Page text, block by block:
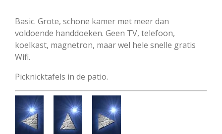
Basic. Grote, schone kamer met meer dan
voldoende handdoeken. Geen TV, telefoon,
koelkast, magnetron, maar wel hele snelle gratis
Wifi.
Picknicktafels in de patio.